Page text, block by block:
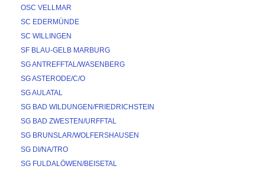
OSC VELLMAR
SC EDERMÜNDE
SC WILLINGEN
SF BLAU-GELB MARBURG
SG ANTREFFTAL/WASENBERG
SG ASTERODE/C/O
SG AULATAL
SG BAD WILDUNGEN/FRIEDRICHSTEIN
SG BAD ZWESTEN/URFFTAL
SG BRUNSLAR/WOLFERSHAUSEN
SG DI/NA/TRO
SG FULDALÖWEN/BEISETAL